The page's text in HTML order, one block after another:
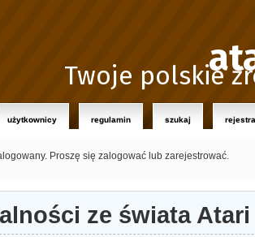
Twoje polskie
użytkownicy regulamin szukaj
Proszę się zalogować lub zarejestrować.
ze świata Atari